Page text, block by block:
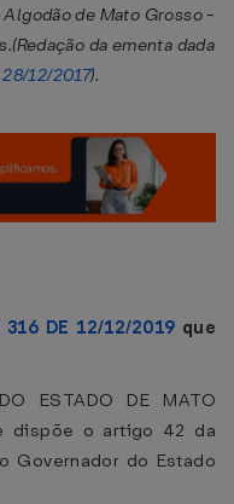
de Mato Grosso -
da ementa dada
12/2017).
DE 12/12/2019 que
ESTADO DE MATO
dispõe o artigo 42 da
Governador do Estado